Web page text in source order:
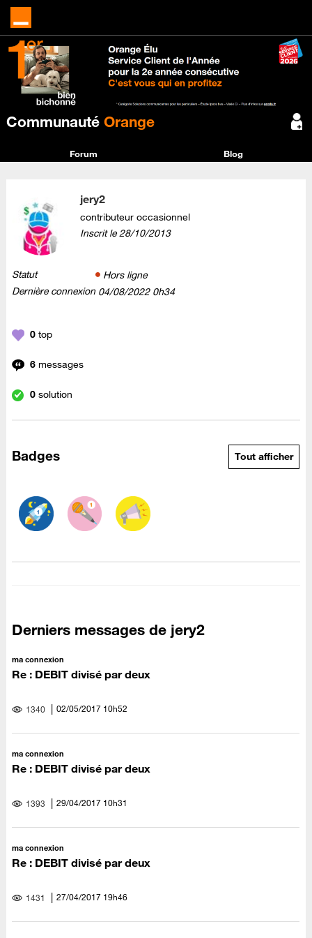
Communauté Orange
Forum Blog
jery2
contributeur occasionnel
Inscrit le‎28/10/2013
Statut
Hors ligne
Dernière connexion ‎04/08/2022 0h34
0 top
6 messages
0 solution
Badges Tout afficher
Derniers messages de jery2
ma connexion
Re : DEBIT divisé par deux
1340 ‎02/05/2017 10h52
ma connexion
Re : DEBIT divisé par deux
1393 ‎29/04/2017 10h31
ma connexion
Re : DEBIT divisé par deux
1431 ‎27/04/2017 19h46